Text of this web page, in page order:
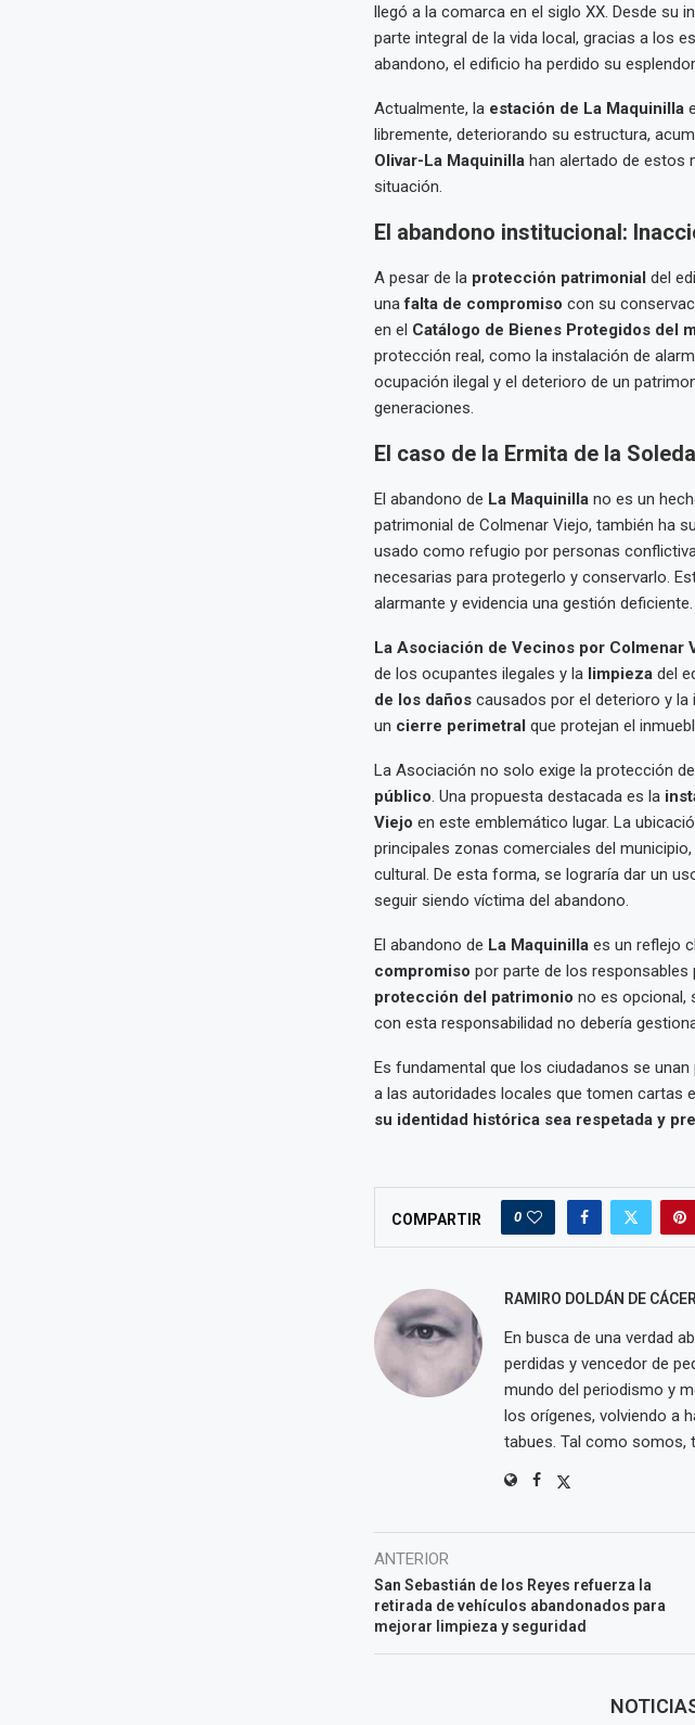
llegó a la comarca en el siglo XX. Desde su
parte integral de la vida local, gracias a los
abandono, el edificio ha perdido su
Actualmente, la estación de La Maquinilla
libremente, deteriorando su estructura,
Olivar-La Maquinillahan alertado de estos
situación.
El abandono institucional:
A pesar de la protección patrimonial del
unafalta de compromiso con su
en el Catálogo de Bienes Protegidos del
protección real, como la instalación de
ocupación ilegal y el deterioro de un
generaciones.
El caso de la Ermita de la
El abandono de La Maquinillano es un
patrimonial de Colmenar Viejo, también ha
usado como refugio por personas
necesarias para protegerlo y conservarlo.
alarmante y evidencia una gestión deficiente.
La Asociación de Vecinos por Colmenar
de los ocupantes ilegales y la limpiezadel
de los dañoscausados por el deterioro y la
un cierre perimetral que protejan el
La Asociación no solo exige la protección
público. Una propuesta destacada es la
Viejo en este emblemático lugar. La
principales zonas comerciales del
cultural. De esta forma, se lograría dar un
seguir siendo víctima del abandono.
El abandono de La Maquinillaes un reflejo
compromiso por parte de los
protección del patrimonio no es opcional,
con esta responsabilidad no debería
Es fundamental que los ciudadanos se unan
a las autoridades locales que tomen cartas
su identidad histórica sea respetada y
COMPARTIR 0
RAMIRO DOLDÁN DE
En busca de una verdad
perdidas y vencedor de
mundo del periodismo y
los orígenes, volviendo a
tabues. Tal como somos,
ANTERIOR
San Sebastián de los Reyes refuerza la
retirada de vehículos abandonados para
mejorar limpieza y seguridad